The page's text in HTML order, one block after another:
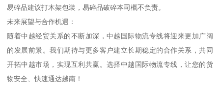
易碎品建议打木架包装，易碎品破碎本司概不负责。
未来展望与合作机遇：
随着中越经贸关系的不断加深，中越国际物流专线将迎来更加广阔
的发展前景。我们期待与更多客户建立长期稳定的合作关系，共同
开拓中越市场，实现互利共赢。选择中越国际物流专线，让您的货
物安全、快速通达越南！